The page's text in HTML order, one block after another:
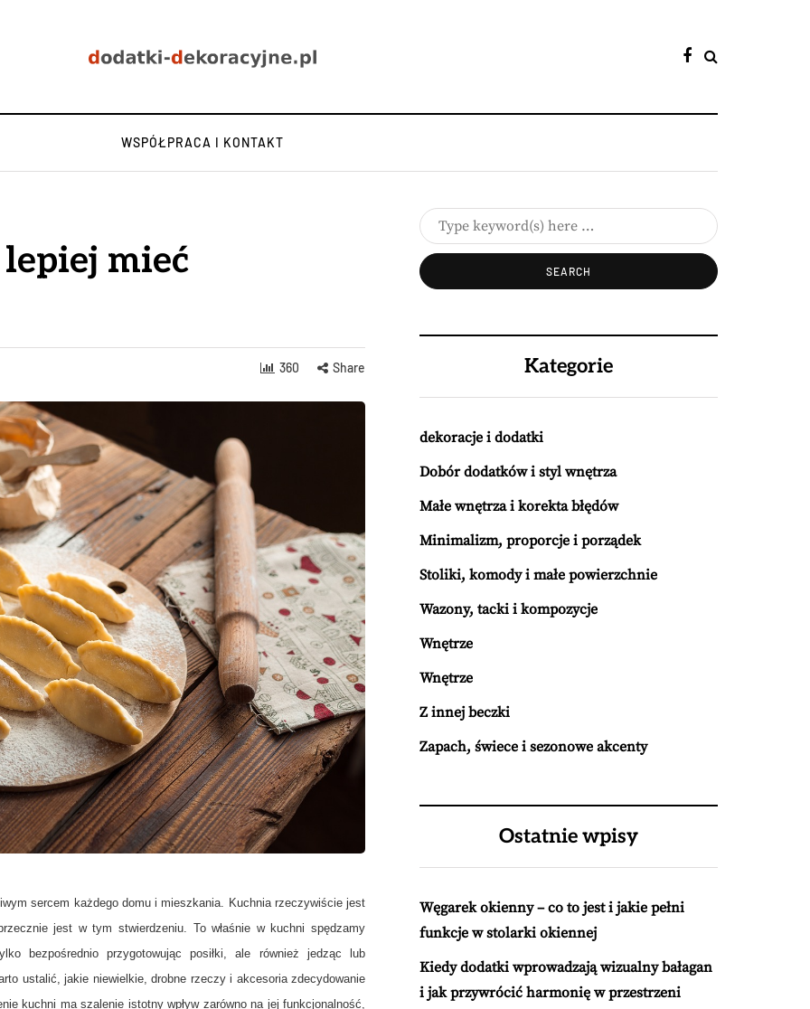
WSPÓŁPRACA I KONTAKT
lepiej mieć
360 Share
sercem każdego domu i mieszkania. Kuchnia rzeczywiście jest
jest w tym stwierdzeniu. To właśnie w kuchni spędzamy
bezpośrednio przygotowując posiłki, ale również jedząc lub
ustalić, jakie niewielkie, drobne rzeczy i akcesoria zdecydowanie
kuchni ma szalenie istotny wpływ zarówno na jej funkcjonalność,
Kategorie
dekoracje i dodatki
Dobór dodatków i styl wnętrza
Małe wnętrza i korekta błędów
Minimalizm, proporcje i porządek
Stoliki, komody i małe powierzchnie
Wazony, tacki i kompozycje
Wnętrze
Wnętrze
Z innej beczki
Zapach, świece i sezonowe akcenty
Ostatnie wpisy
Węgarek okienny – co to jest i jakie pełni
funkcje w stolarki okiennej
Kiedy dodatki wprowadzają wizualny bałagan
i jak przywrócić harmonię w przestrzeni